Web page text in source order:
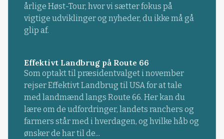
årlige Høst-Tour, hvor vi sætter fokus på
vigtige udviklinger og nyheder, du ikke må gå
glip af.
Effektivt Landbrug på Route 66
Som optakt til præsidentvalget i november
rejser Effektivt Landbrug til USA for at tale
med landmænd langs Route 66. Her kan du
lære om de udfordringer, landets ranchers og
farmers står med i hverdagen, og hvilke håb og
ønsker de har til de...